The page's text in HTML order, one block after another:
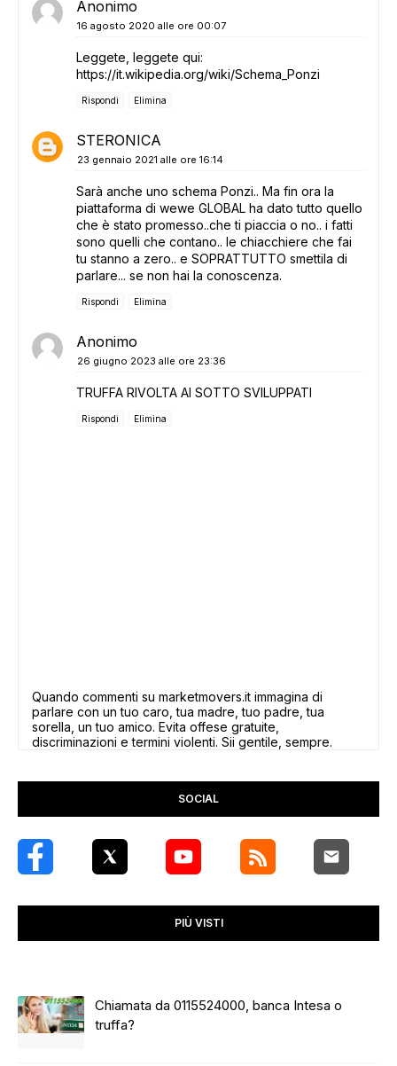
Anonimo
16 agosto 2020 alle ore 00:07
Leggete, leggete qui:
https://it.wikipedia.org/wiki/Schema_Ponzi
Rispondi Elimina
STERONICA
23 gennaio 2021 alle ore 16:14
Sarà anche uno schema Ponzi.. Ma fin ora la
piattaforma di wewe GLOBAL ha dato tutto quello
che è stato promesso..che ti piaccia o no.. i fatti
sono quelli che contano.. le chiacchiere che fai
tu stanno a zero.. e SOPRATTUTTO smettila di
parlare... se non hai la conoscenza.
Rispondi Elimina
Anonimo
26 giugno 2023 alle ore 23:36
TRUFFA RIVOLTA AI SOTTO SVILUPPATI
Rispondi Elimina
Quando commenti su marketmovers.it immagina di
parlare con un tuo caro, tua madre, tuo padre, tua
sorella, un tuo amico. Evita offese gratuite,
discriminazioni e termini violenti. Sii gentile, sempre.
SOCIAL
PIÙ VISTI
Chiamata da 0115524000, banca Intesa o
truffa?